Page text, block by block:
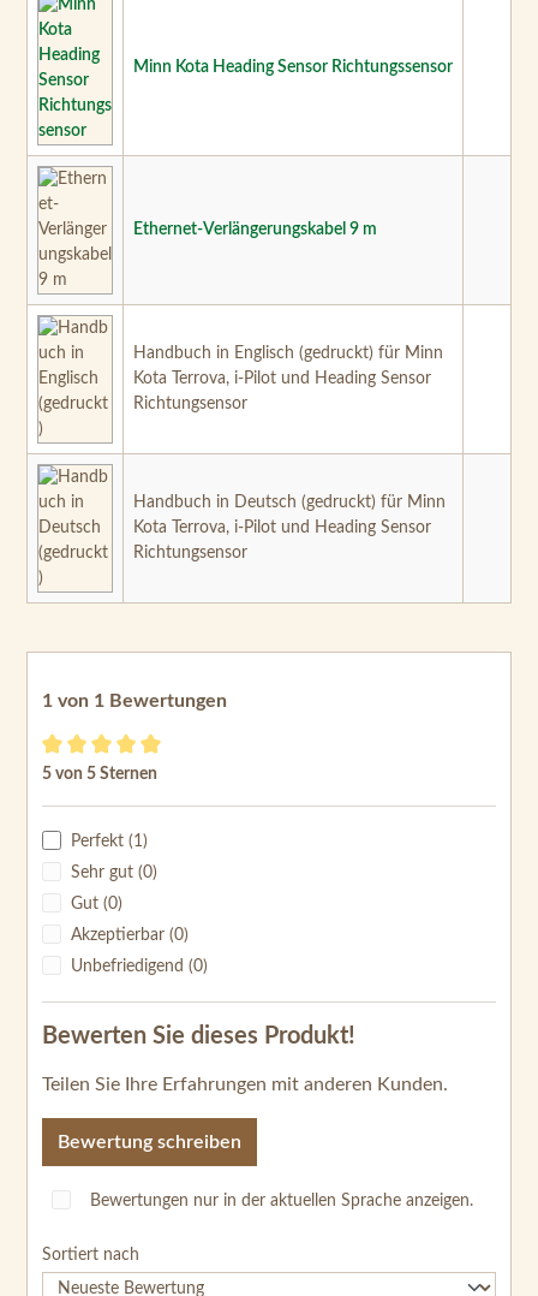
Minn Kota Heading Sensor Richtungssensor
Ethernet-Verlängerungskabel 9 m
Handbuch in Englisch (gedruckt) für Minn
Kota Terrova, i-Pilot und Heading Sensor
Richtungsensor
Handbuch in Deutsch (gedruckt) für Minn
Kota Terrova, i-Pilot und Heading Sensor
Richtungsensor
1 von 1 Bewertungen
Durchschnittliche Bewertung von 5 von 5 Sternen
5 von 5 Sternen
Perfekt (1)
Sehr gut (0)
Gut (0)
Akzeptierbar (0)
Unbefriedigend (0)
Bewerten Sie dieses Produkt!
Teilen Sie Ihre Erfahrungen mit anderen Kunden.
Bewertung schreiben
Bewertungen nur in der aktuellen Sprache anzeigen.
Sortiert nach